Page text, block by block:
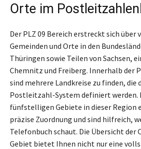
Orte im
Der PLZ 09 Bereich erstreckt sich über
Gemeinden und Orte in den
Thüringen sowie Teilen von Sachsen,
Chemnitz und Freiberg. Innerhalb der
sind mehrere Landkreise zu finden, die
Postleitzahl-System definiert werden.
fünfstelligen Gebiete in dieser Region
präzise Zuordnung und sind hilfreich,
Telefonbuch schaut. Die Übersicht der
Gebiet bietet Ihnen nicht nur eine